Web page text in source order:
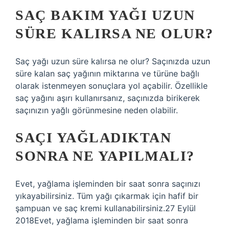
SAÇ BAKIM YAĞI UZUN
SÜRE KALIRSA NE OLUR?
Saç yağı uzun süre kalırsa ne olur? Saçınızda uzun
süre kalan saç yağının miktarına ve türüne bağlı
olarak istenmeyen sonuçlara yol açabilir. Özellikle
saç yağını aşırı kullanırsanız, saçınızda birikerek
saçınızın yağlı görünmesine neden olabilir.
SAÇI YAĞLADIKTAN
SONRA NE YAPILMALI?
Evet, yağlama işleminden bir saat sonra saçınızı
yıkayabilirsiniz. Tüm yağı çıkarmak için hafif bir
şampuan ve saç kremi kullanabilirsiniz.27 Eylül
2018Evet, yağlama işleminden bir saat sonra